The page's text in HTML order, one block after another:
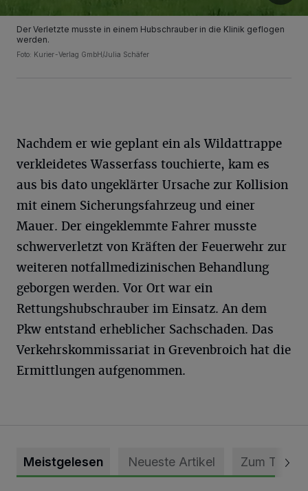
Der Verletzte musste in einem Hubschrauber in die Klinik geflogen
werden.
Foto: Kurier-Verlag GmbH/Julia Schäfer
Nachdem er wie geplant ein als Wildattrappe
verkleidetes Wasserfass touchierte, kam es
aus bis dato ungeklärter Ursache zur Kollision
mit einem Sicherungsfahrzeug und einer
Mauer. Der eingeklemmte Fahrer musste
schwerverletzt von Kräften der Feuerwehr zur
weiteren notfallmedizinischen Behandlung
geborgen werden. Vor Ort war ein
Rettungshubschrauber im Einsatz. An dem
Pkw entstand erheblicher Sachschaden. Das
Verkehrskommissariat in Grevenbroich hat die
Ermittlungen aufgenommen.
Meistgelesen Neueste Artikel Zum Thema